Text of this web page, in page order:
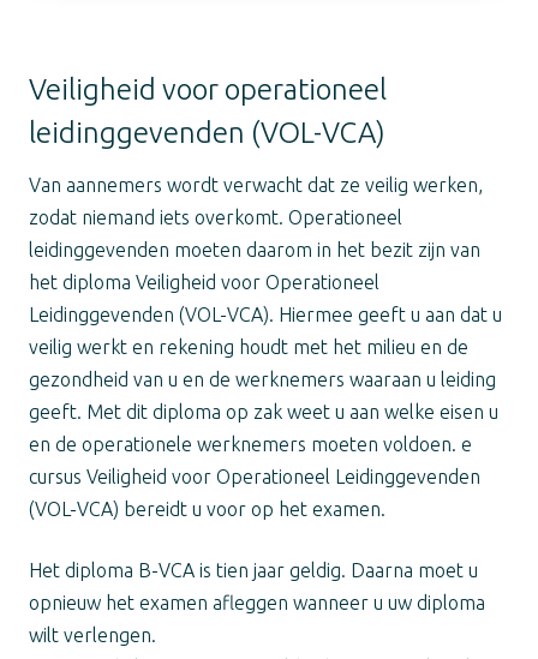
Veiligheid voor operationeel
leidinggevenden (VOL-VCA)
Van aannemers wordt verwacht dat ze veilig werken,
zodat niemand iets overkomt. Operationeel
leidinggevenden moeten daarom in het bezit zijn van
het diploma Veiligheid voor Operationeel
Leidinggevenden (VOL-VCA). Hiermee geeft u aan dat u
veilig werkt en rekening houdt met het milieu en de
gezondheid van u en de werknemers waaraan u leiding
geeft. Met dit diploma op zak weet u aan welke eisen u
en de operationele werknemers moeten voldoen. e
cursus Veiligheid voor Operationeel Leidinggevenden
(VOL-VCA) bereidt u voor op het examen.
Het diploma B-VCA is tien jaar geldig. Daarna moet u
opnieuw het examen afleggen wanneer u uw diploma
wilt verlengen.